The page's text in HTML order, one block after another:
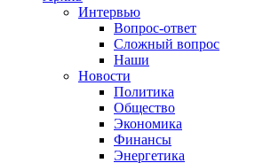
Интервью
Вопрос-ответ
Сложный вопрос
Наши
Новости
Политика
Общество
Экономика
Финансы
Энергетика